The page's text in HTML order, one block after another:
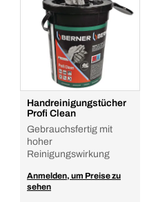
Handreinigungstücher
Profi Clean
Gebrauchsfertig mit
hoher
Reinigungswirkung
Anmelden, um Preise zu
sehen